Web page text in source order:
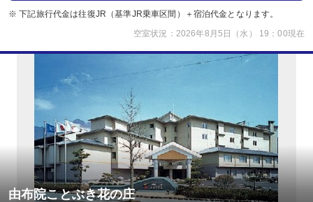
※ 下記旅行代金は往復JR（基準JR乗車区間）＋宿泊代金となります。
空室状況：2026年8月5日（水） 19：00現在
由布院ことぶき花の庄